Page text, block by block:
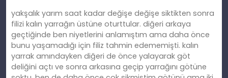
yakşalık yarım saat kadar değişe değişe siktikten sonra
filizi kalın yarrağın üstüne oturttular. diğeri arkaya
geçtiğinde ben niyetlerini anlamıştım ama daha önce
bunu yaşamadığı için filiz tahmin edememişti. kalın
yarrak amındayken diğeri de önce yalayarak göt
deliğini açtı ve sonra arkasına geçip yarrağını götüne